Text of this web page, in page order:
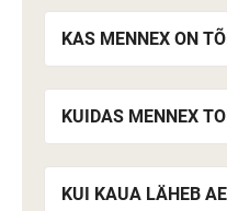
KAS MENNEX ON
KUIDAS MENNEX
KUI KAUA LÄHEB